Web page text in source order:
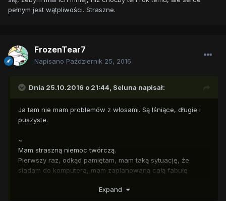
pełnym jest wątpliwości. Straszne.
FrozenTear7
Napisano Październik 25, 2016
Dnia 25.10.2016 o 21:44, Seluna napisał:
Ja tam nie mam problemów z włosami. Są lśniące, długie i
puszyste.
~
Mam straszną niemoc twórczą.
Pierwszy raz, odkąd pamiętam, mam taką sytuację, że
siadam do komputera, mam zaplanowaną całą fabułę
Expand